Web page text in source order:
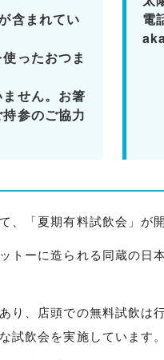
含まれてい
ったおつま
せん。お箸
参のご協力
電
、「夏期有料試飲会」が
トーに造られる同蔵の
り、店頭での無料試飲は
試飲会を実施しています。